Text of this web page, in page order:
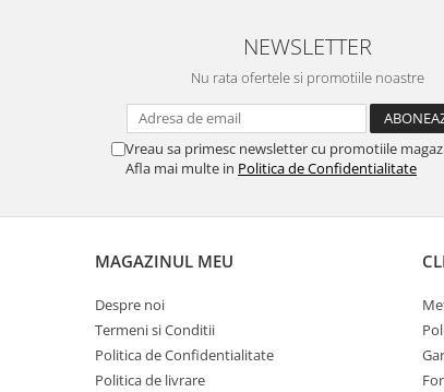
NEWSLETTER
Nu rata ofertele si promotiile noastre
Vreau sa primesc newsletter cu promotiile
Afla mai multe in Politica de Confidentialitate
MAGAZINUL MEU
Despre noi
Termeni si Conditii
Politica de Confidentialitate
Politica de livrare